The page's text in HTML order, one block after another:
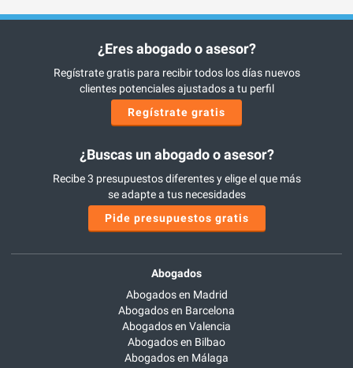
¿Eres abogado o asesor?
Regístrate gratis para recibir todos los días nuevos
clientes potenciales ajustados a tu perfil
Regístrate gratis
¿Buscas un abogado o asesor?
Recibe 3 presupuestos diferentes y elige el que más
se adapte a tus necesidades
Pide presupuestos gratis
Abogados
Abogados en Madrid
Abogados en Barcelona
Abogados en Valencia
Abogados en Bilbao
Abogados en Málaga